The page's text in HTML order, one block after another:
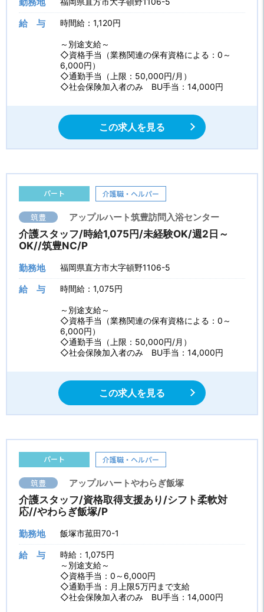
給 与 時間給：1,120円
～別途支給～
◇資格手当（業務関連の保有資格による：0～
6,000円）
◇通勤手当（上限：50,000円/月）
◇社会保険加入者のみ BU手当：14,000円
この求人を見る
パート 介護職・ヘルパー
筑豊 アップルハート筑豊訪問入浴センター
介護スタッフ/時給1,075円/未経験OK/週2日～
OK//筑豊NC/P
勤務地 福岡県直方市大字頓野1106-5
給 与 時間給：1,075円
～別途支給～
◇資格手当（業務関連の保有資格による：0～
6,000円）
◇通勤手当（上限：50,000円/月）
◇社会保険加入者のみ BU手当：14,000円
この求人を見る
パート 介護職・ヘルパー
筑豊 アップルハートやわらぎ飯塚
介護スタッフ/資格取得支援あり/シフト柔軟対
応//やわらぎ飯塚/P
勤務地 飯塚市菰田70-1
給 与
時給：1,075円
～別途支給～
◇資格手当：0～6,000円
◇通勤手当：月上限5万円まで支給
◇社会保険加入者のみ BU手当：14,000円